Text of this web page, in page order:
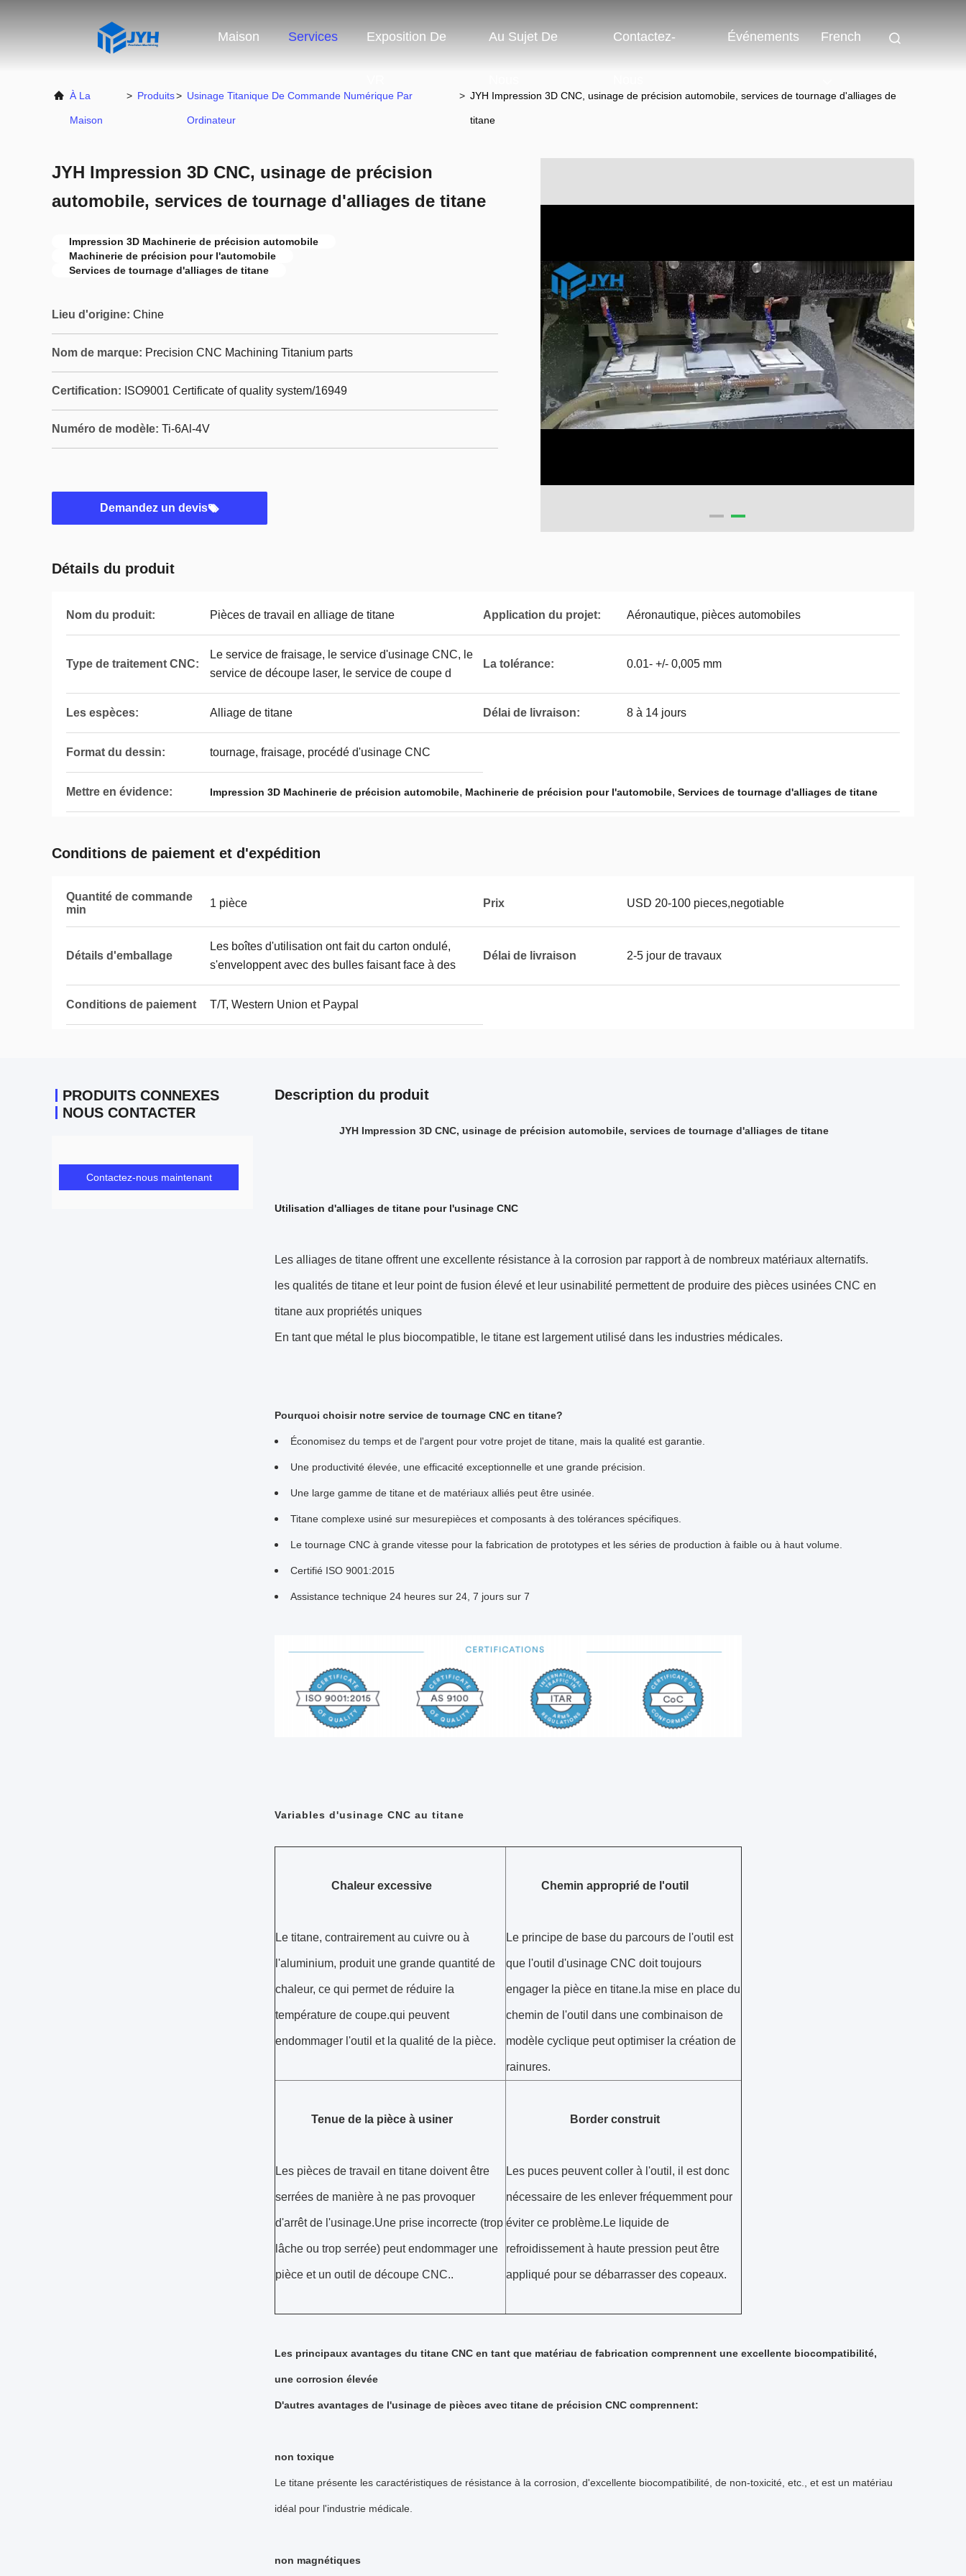
Maison Services Exposition De Au Sujet De Contactez- Événements French
À La
Maison
> Produits> Usinage Titanique De Commande Numérique Par
Ordinateur
> JYH Impression 3D CNC, usinage de précision automobile, services de tournage d'alliages de
titane
JYH Impression 3D CNC, usinage de précision
automobile, services de tournage d'alliages de titane
Impression 3D Machinerie de précision automobile
Machinerie de précision pour l'automobile
Services de tournage d'alliages de titane
Lieu d'origine: Chine
Nom de marque: Precision CNC Machining Titanium parts
Certification: ISO9001 Certificate of quality system/16949
Numéro de modèle: Ti-6Al-4V
Demandez un devis
Détails du produit
Nom du produit: Pièces de travail en alliage de titane Application du projet: Aéronautique, pièces automobiles
Type de traitement CNC:
Le service de fraisage, le service d'usinage CNC, le
service de découpe laser, le service de coupe d
La tolérance: 0.01- +/- 0,005 mm
Les espèces: Alliage de titane Délai de livraison: 8 à 14 jours
Format du dessin: tournage, fraisage, procédé d'usinage CNC
Mettre en évidence: Impression 3D Machinerie de précision automobile, Machinerie de précision pour l'automobile, Services de tournage d'alliages de titane
Conditions de paiement et d'expédition
Quantité de commande
min
1 pièce Prix USD 20-100 pieces,negotiable
Détails d'emballage
Les boîtes d'utilisation ont fait du carton ondulé,
s'enveloppent avec des bulles faisant face à des
Délai de livraison 2-5 jour de travaux
Conditions de paiement T/T, Western Union et Paypal
PRODUITS CONNEXES
NOUS CONTACTER
Contactez-nous maintenant
Description du produit
JYH Impression 3D CNC, usinage de précision automobile, services de tournage d'alliages de titane
Utilisation d'alliages de titane pour l'usinage CNC
Les alliages de titane offrent une excellente résistance à la corrosion par rapport à de nombreux matériaux alternatifs.
les qualités de titane et leur point de fusion élevé et leur usinabilité permettent de produire des pièces usinées CNC en
titane aux propriétés uniques
En tant que métal le plus biocompatible, le titane est largement utilisé dans les industries médicales.
Pourquoi choisir notre service de tournage CNC en titane?
Économisez du temps et de l'argent pour votre projet de titane, mais la qualité est garantie.
Une productivité élevée, une efficacité exceptionnelle et une grande précision.
Une large gamme de titane et de matériaux alliés peut être usinée.
Titane complexe usiné sur mesurepièces et composants à des tolérances spécifiques.
Le tournage CNC à grande vitesse pour la fabrication de prototypes et les séries de production à faible ou à haut volume.
Certifié ISO 9001:2015
Assistance technique 24 heures sur 24, 7 jours sur 7
Variables d'usinage CNC au titane
Chaleur excessive
Le titane, contrairement au cuivre ou à
l'aluminium, produit une grande quantité de
chaleur, ce qui permet de réduire la
température de coupe.qui peuvent
endommager l'outil et la qualité de la pièce.
Chemin approprié de l'outil
Le principe de base du parcours de l'outil est
que l'outil d'usinage CNC doit toujours
engager la pièce en titane.la mise en place du
chemin de l'outil dans une combinaison de
modèle cyclique peut optimiser la création de
rainures.
Tenue de la pièce à usiner
Les pièces de travail en titane doivent être
serrées de manière à ne pas provoquer
d'arrêt de l'usinage.Une prise incorrecte (trop
lâche ou trop serrée) peut endommager une
pièce et un outil de découpe CNC..
Border construit
Les puces peuvent coller à l'outil, il est donc
nécessaire de les enlever fréquemment pour
éviter ce problème.Le liquide de
refroidissement à haute pression peut être
appliqué pour se débarrasser des copeaux.
Les principaux avantages du titane CNC en tant que matériau de fabrication comprennent une excellente biocompatibilité,
une corrosion élevée
D'autres avantages de l'usinage de pièces avec titane de précision CNC comprennent:
non toxique
Le titane présente les caractéristiques de résistance à la corrosion, d'excellente biocompatibilité, de non-toxicité, etc., et est un matériau
idéal pour l'industrie médicale.
non magnétiques